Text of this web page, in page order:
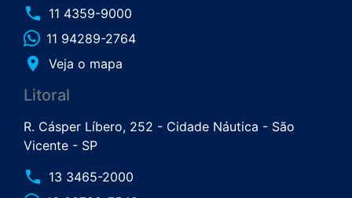
phone 11 4359-9000
11 94289-2764
place Veja o mapa
Litoral
R. Cásper Líbero, 252 - Cidade Náutica - São
Vicente - SP
phone 13 3465-2000